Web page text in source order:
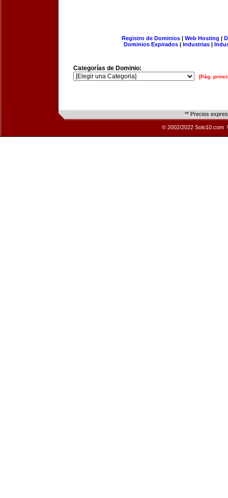
Registro de Dominios| Web Hosting |
Dominios Expirados | Industrias |
Categorías de Dominio:
[Pág.
** Precios
© 2002/2022 Solo10.com